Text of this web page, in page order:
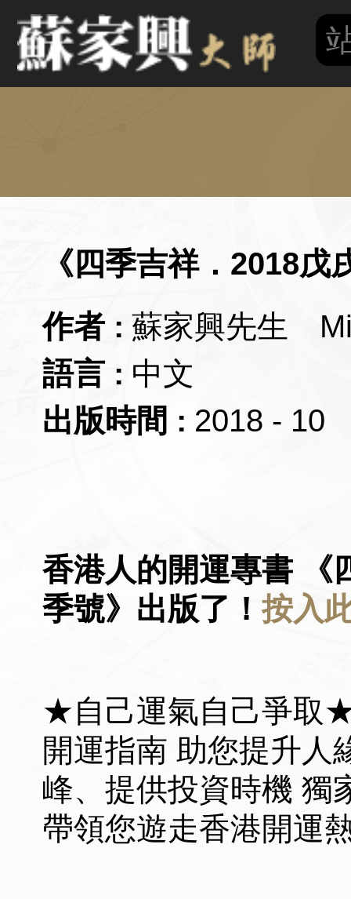
《四季吉祥．2018戊
蘇家興先生
中文
2018 - 10
香港人的開運專書 《
季號》 出版了！按入
★自己運氣自己爭取
開運指南 助您提升人
峰、提供投資時機 獨
帶領您遊走香港開運